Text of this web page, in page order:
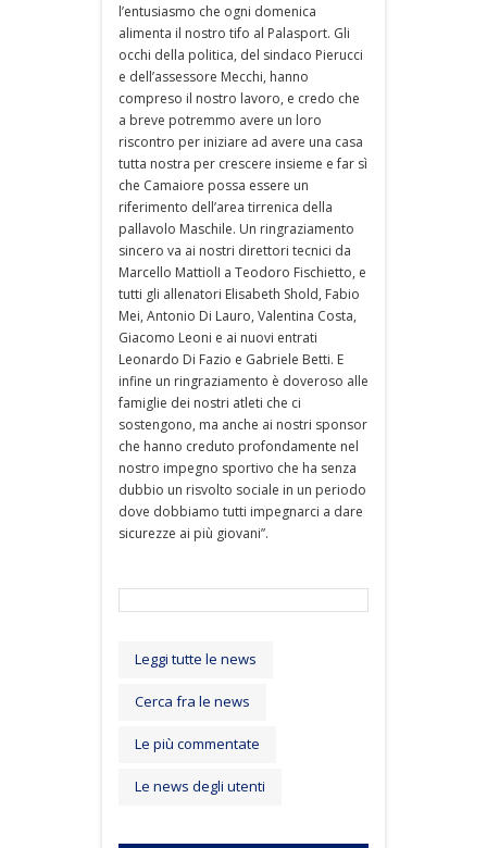
l’entusiasmo che ogni domenica
alimenta il nostro tifo al Palasport. Gli
occhi della politica, del sindaco Pierucci
e dell’assessore Mecchi, hanno
compreso il nostro lavoro, e credo che
a breve potremmo avere un loro
riscontro per iniziare ad avere una casa
tutta nostra per crescere insieme e far sì
che Camaiore possa essere un
riferimento dell’area tirrenica della
pallavolo Maschile. Un ringraziamento
sincero va ai nostri direttori tecnici da
Marcello MattiolI a Teodoro Fischietto, e
tutti gli allenatori Elisabeth Shold, Fabio
Mei, Antonio Di Lauro, Valentina Costa,
Giacomo Leoni e ai nuovi entrati
Leonardo Di Fazio e Gabriele Betti. E
infine un ringraziamento è doveroso alle
famiglie dei nostri atleti che ci
sostengono, ma anche ai nostri sponsor
che hanno creduto profondamente nel
nostro impegno sportivo che ha senza
dubbio un risvolto sociale in un periodo
dove dobbiamo tutti impegnarci a dare
sicurezze ai più giovani”.
Leggi tutte le news
Cerca fra le news
Le più commentate
Le news degli utenti